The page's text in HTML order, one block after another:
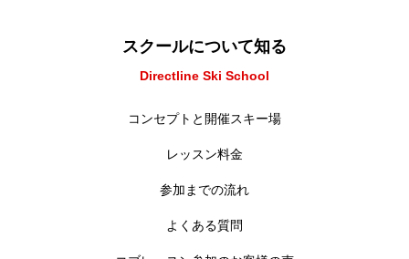
スクールについて知る
Directline Ski School
コンセプトと開催スキー場
レッスン料金
参加までの流れ
よくある質問